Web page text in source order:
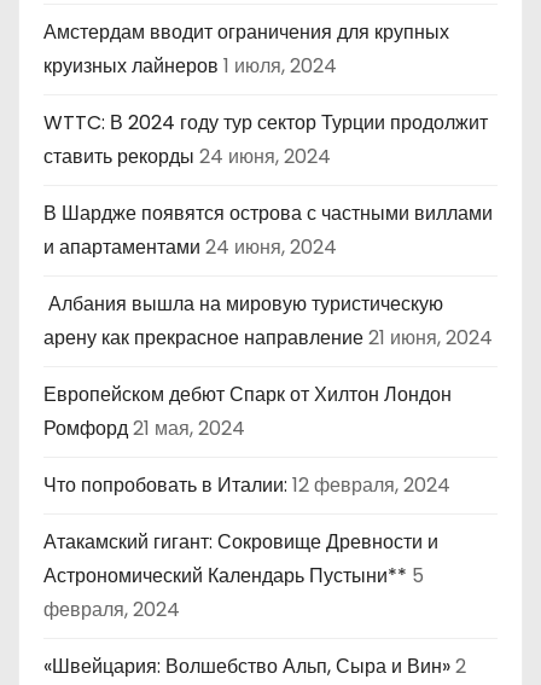
Амстердам вводит ограничения для крупных
круизных лайнеров 1 июля, 2024
WTTC: В 2024 году тур сектор Турции продолжит
ставить рекорды 24 июня, 2024
В Шардже появятся острова с частными виллами
и апартаментами 24 июня, 2024
Албания вышла на мировую туристическую
арену как прекрасное направление21 июня, 2024
Европейском дебют Спарк от Хилтон Лондон
Ромфорд21 мая, 2024
Что попробовать в Италии: 12 февраля, 2024
Атакамский гигант: Сокровище Древности и
Астрономический Календарь Пустыни** 5
февраля, 2024
«Швейцария: Волшебство Альп, Сыра и Вин»2